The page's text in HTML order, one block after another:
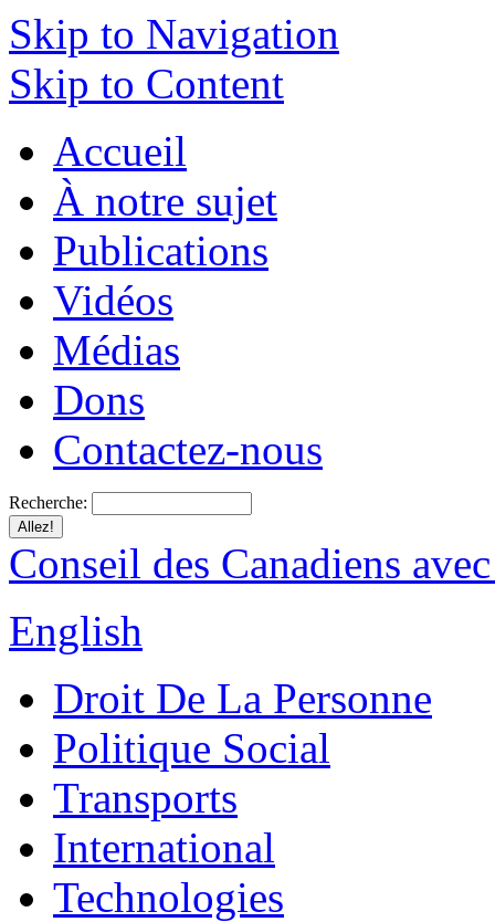
Skip to Navigation
Skip to Content
Accueil
À notre sujet
Publications
Vidéos
Médias
Dons
Contactez-nous
Recherche:
Conseil des Canadiens
English
Droit De La Personne
Politique Social
Transports
International
Technologies